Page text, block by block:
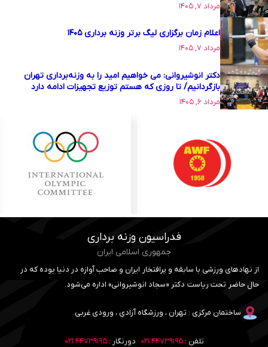
مرداد ۷, ۱۴۰۵
اعلام زمان برگزاری لیگ برتر وزنه برداری ۱۴۰۵
مرداد ۷, ۱۴۰۵
دکتر انوشیروانی: می خواهیم امید را به وزنه‌برداری تهران
بازگردانیم/ تا روزی که هستم توزیع تجهیزات ادامه دارد
مرداد ۶, ۱۴۰۵
فدراسیون وزنه برداری
جمهوری اسلامی ایران
از نهادهای ورزشی با سابقه و پرافتخار ایران و صاحب آوازه در دنیا بوده که در
حال حاضر تحت ریاست دکتر «سجاد انوشیروانی» اداره می‌شود.
ساختمان مرکزی : تهران ، ورزشگاه آزادی ، ورودی غربی.
تلفن :۴۴۷۳۹۱۹۵ ۰۲۱ دورنگار :۴۴۷۳۹۱۹۵ ۰۲۱